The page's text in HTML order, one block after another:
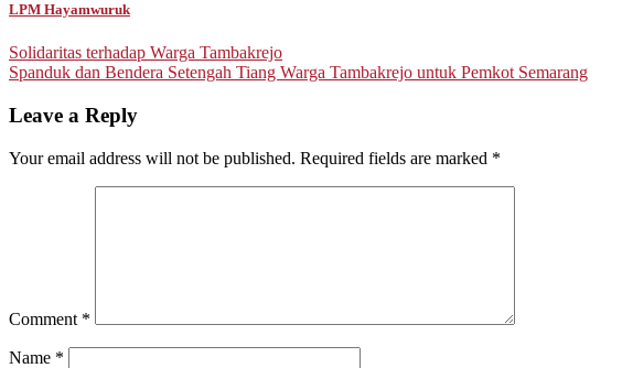
LPM Hayamwuruk
Post
navigation
Solidaritas terhadap Warga Tambakrejo
Spanduk dan Bendera Setengah Tiang Warga Tambakrejo untuk Pemkot Semarang
Leave a Reply
Your email address will not be published. Required fields are marked *
Comment *
Name *